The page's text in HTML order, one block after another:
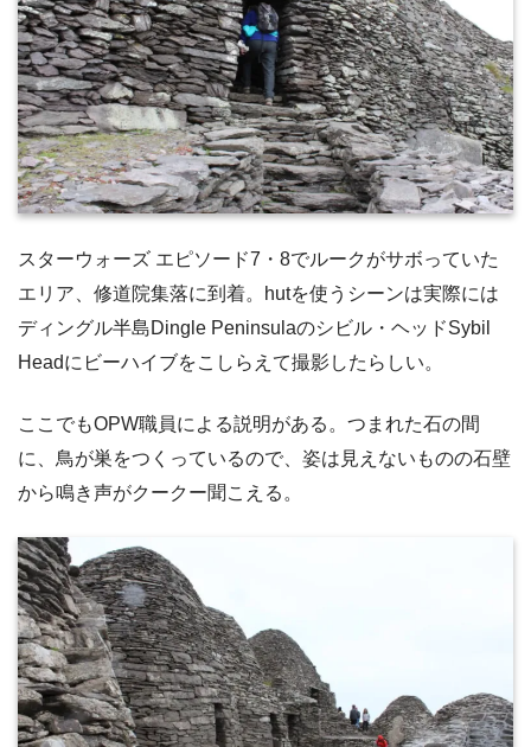
スターウォーズ エピソード7・8でルークがサボっていた
エリア、修道院集落に到着。hutを使うシーンは実際には
ディングル半島Dingle Peninsulaのシビル・ヘッドSybil
Headにビーハイブをこしらえて撮影したらしい。
ここでもOPW職員による説明がある。つまれた石の間
に、鳥が巣をつくっているので、姿は見えないものの石壁
から鳴き声がクークー聞こえる。